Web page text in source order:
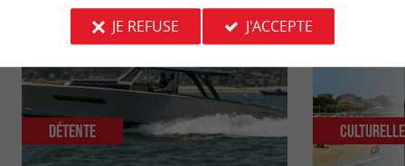
Détente Culturelle
JE REFUSE
J'ACCEPTE